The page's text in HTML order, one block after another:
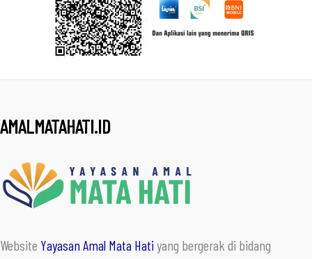
AMALMATAHATI.ID
Website Yayasan Amal Mata Hatiyang bergerak di bidang